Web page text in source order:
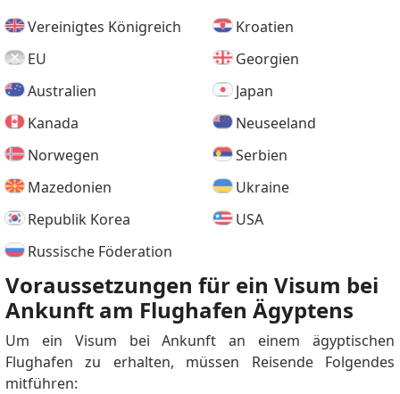
Vereinigtes Königreich
EU
Australien
Kanada
Kroatien
Georgien
Japan
Neuseeland
Norwegen
Mazedonien
Republik Korea
Russische Föderation
Serbien
Ukraine
USA
Voraussetzungen für ein Visum bei
Ankunft am Flughafen Ägyptens
Um ein Visum bei Ankunft an einem ägyptischen
Flughafen zu erhalten, müssen Reisende Folgendes
mitführen: